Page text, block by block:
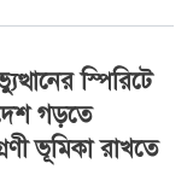
স্পিরিটে
গড়তে
ভূমিকা রাখতে